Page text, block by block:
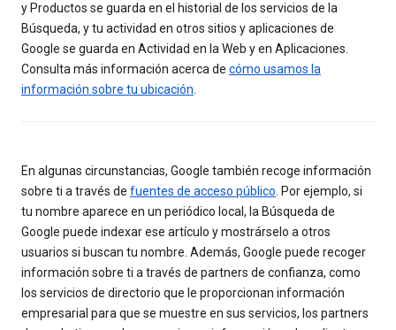
y Productos se guarda en el historial de los servicios de la
Búsqueda, y tu actividad en otros sitios y aplicaciones de
Google se guarda en Actividad en la Web y en Aplicaciones.
Consulta más información acerca de cómo usamos la
información sobre tu ubicación
En algunas circunstancias, Google también recoge información
sobre ti a través de fuentes de acceso público . Por ejemplo, si
tu nombre aparece en un periódico local, la Búsqueda de
Google puede indexar ese artículo y mostrárselo a otros
usuarios si buscan tu nombre. Además, Google puede recoger
información sobre ti a través de partners de confianza, como
los servicios de directorio que le proporcionan información
empresarial para que se muestre en sus servicios, los partners